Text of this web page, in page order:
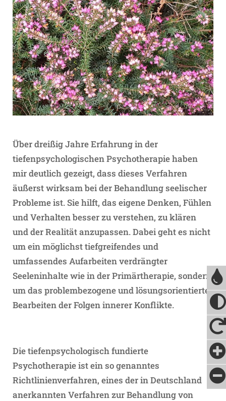
Über dreißig Jahre Erfahrung in der
tiefenpsychologischen Psychotherapie haben
mir deutlich gezeigt, dass dieses Verfahren
äußerst wirksam bei der Behandlung seelischer
Probleme ist. Sie hilft, das eigene Denken, Fühlen
und Verhalten besser zu verstehen, zu klären
und der Realität anzupassen. Dabei geht es nicht
um ein möglichst tiefgreifendes und
umfassendes Aufarbeiten verdrängter
Seeleninhalte wie in der Primärtherapie, sondern
um das problembezogene und lösungsorientierte
Bearbeiten der Folgen innerer Konflikte.
Die tiefenpsychologisch fundierte
Psychotherapie ist ein so genanntes
Richtlinienverfahren, eines der in Deutschland
anerkannten Verfahren zur Behandlung von